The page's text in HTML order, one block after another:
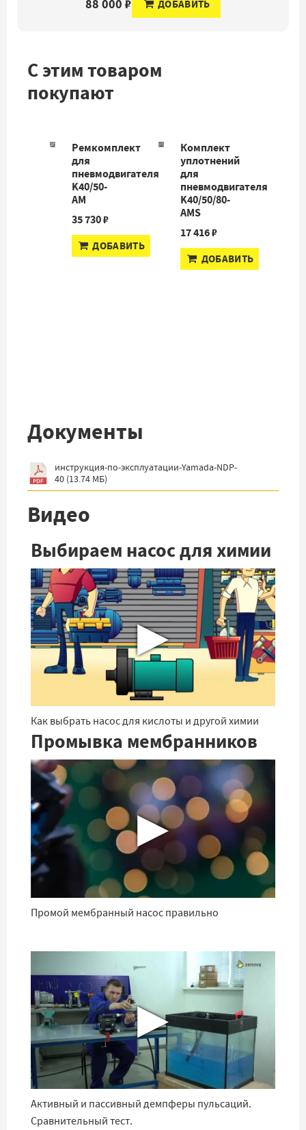
88 000 ₽ ДОБАВИТЬ
С этим товаром
покупают
Ремкомплект
для
пневмодвигателя
K40/50-
AM
35 730 ₽
ДОБАВИТЬ
Комплект
уплотнений
для
пневмодвигателя
K40/50/80-
AMS
17 416 ₽
ДОБАВИТЬ
Документы
инструкция-по-эксплуатации-Yamada-NDP-
40 (13.74 МБ)
Видео
Выбираем насос для химии
▶
Как выбрать насос для кислоты и другой химии
Промывка мембранников
▶
Промой мембранный насос правильно
▶
Активный и пассивный демпферы пульсаций.
Сравнительный тест.